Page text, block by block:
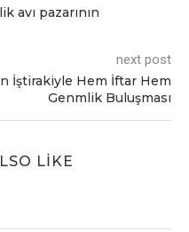
avı pazarının
next post
İştirakiyle Hem İftar Hem
Genmlik Buluşması
LIKE